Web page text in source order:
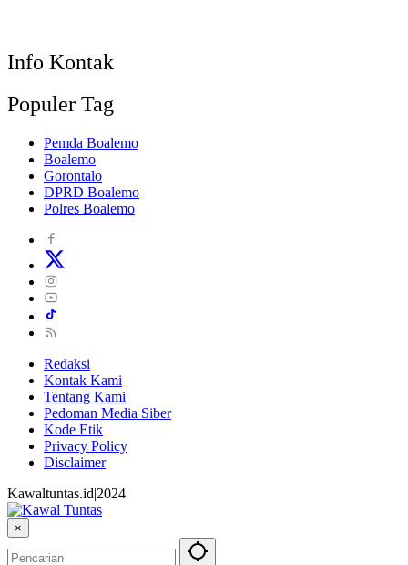
Info Kontak
Populer Tag
Pemda Boalemo
Boalemo
Gorontalo
DPRD Boalemo
Polres Boalemo
Redaksi
Kontak Kami
Tentang Kami
Pedoman Media Siber
Kode Etik
Privacy Policy
Disclaimer
Kawaltuntas.id|2024
×